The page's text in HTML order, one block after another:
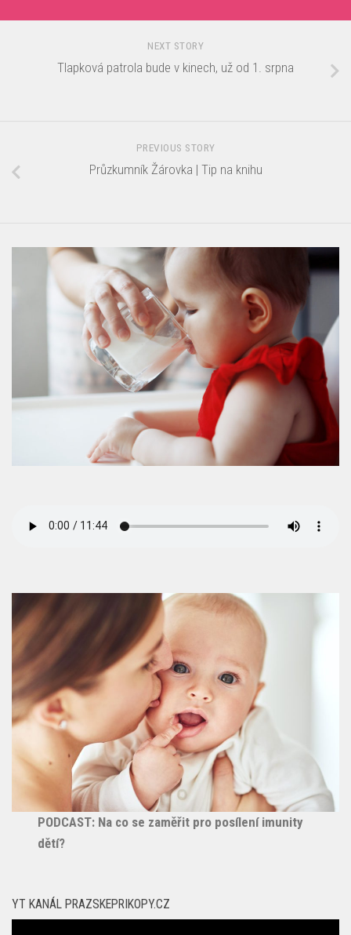
NEXT STORY
Tlapková patrola bude v kinech, už od 1. srpna
PREVIOUS STORY
Průzkumník Žárovka | Tip na knihu
PODCAST: Na co se zaměřit pro posílení imunity
dětí?
YT KANÁL PRAZSKEPRIKOPY.CZ